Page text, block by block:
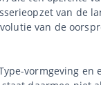
van de
van de
vormgeving